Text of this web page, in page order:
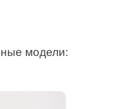
модели: